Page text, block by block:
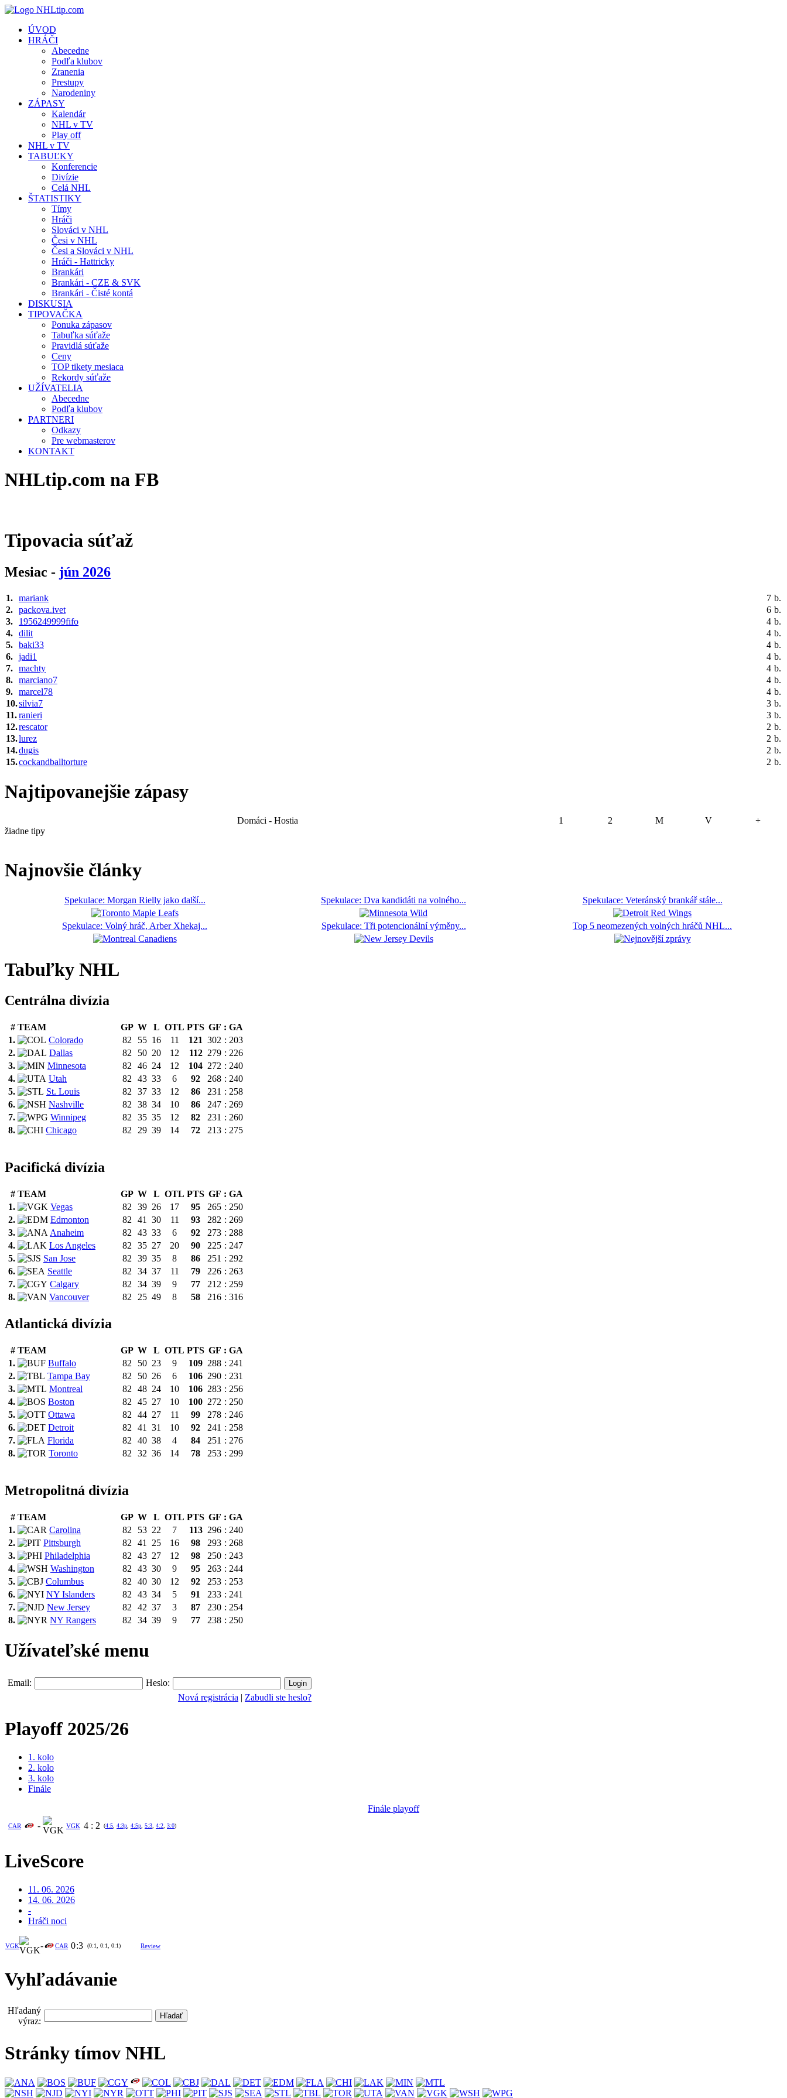
ÚVOD
HRÁČI
Abecedne
Podľa klubov
Zranenia
Prestupy
Narodeniny
ZÁPASY
Kalendár
NHL v TV
Play off
NHL v TV
TABUĽKY
Konferencie
Divízie
Celá NHL
ŠTATISTIKY
Tímy
Hráči
Slováci v NHL
Česi v NHL
Česi a Slováci v NHL
Hráči - Hattricky
Brankári
Brankári - CZE & SVK
Brankári - Čisté kontá
DISKUSIA
TIPOVAČKA
Ponuka zápasov
Tabuľka súťaže
Pravidlá súťaže
Ceny
TOP tikety mesiaca
Rekordy súťaže
UŽÍVATELIA
Abecedne
Podľa klubov
PARTNERI
Odkazy
Pre webmasterov
KONTAKT
NHLtip.com na FB
Tipovacia súťaž
Mesiac - jún 2026
1. mariank 7 b.
2. packova.ivet 6 b.
3.
1956249999fifo 4 b.
4. dilit 4 b.
5. baki33 4 b.
6. jadi1 4 b.
7. machty 4 b.
8. marciano7 4 b.
9. marcel78 4 b.
10.silvia7 3 b.
11.ranieri 3 b.
12.rescator 2 b.
13.lurez 2 b.
14.dugis 2 b.
15.cockandballtorture 2 b.
Najtipovanejšie zápasy
Domáci - Hostia 1 2 M V
+
žiadne tipy
Najnovšie články
Spekulace: Morgan Rielly jako další... Spekulace: Dva kandidáti na volného... Spekulace: Veteránský brankář stále...
Spekulace: Volný hráč, Arber Xhekaj... Spekulace: Tři potencionální výměny... Top 5 neomezených volných hráčů NHL...
Tabuľky NHL
Centrálna divízia
# TEAM GP W L OTL PTS GF : GA
1.
Colorado 82 55 16 11 121 302 : 203
2.
Dallas 82 50 20 12 112 279 : 226
3.
Minnesota 82 46 24 12 104 272 : 240
4.
Utah 82 43 33 6 92 268 : 240
5.
St. Louis 82 37 33 12 86 231 : 258
6.
Nashville 82 38 34 10 86 247 : 269
7.
Winnipeg 82 35 35 12 82 231 : 260
8.
Chicago 82 29 39 14 72 213 : 275
Pacifická divízia
# TEAM GP W L OTL PTS GF : GA
1.
Vegas 82 39 26 17 95 265 : 250
2.
Edmonton 82 41 30 11 93 282 : 269
3.
Anaheim 82 43 33 6 92 273 : 288
4.
Los Angeles 82 35 27 20 90 225 : 247
5.
San Jose 82 39 35 8 86 251 : 292
6.
Seattle 82 34 37 11 79 226 : 263
7.
Calgary 82 34 39 9 77 212 : 259
8.
Vancouver 82 25 49 8 58 216 : 316
Atlantická divízia
# TEAM GP W L OTL PTS GF : GA
1.
Buffalo 82 50 23 9 109 288 : 241
2.
Tampa Bay 82 50 26 6 106 290 : 231
3.
Montreal 82 48 24 10 106 283 : 256
4.
Boston 82 45 27 10 100 272 : 250
5.
Ottawa 82 44 27 11 99 278 : 246
6.
Detroit 82 41 31 10 92 241 : 258
7.
Florida 82 40 38 4 84 251 : 276
8.
Toronto 82 32 36 14 78 253 : 299
Metropolitná divízia
# TEAM GP W L OTL PTS GF : GA
1.
Carolina 82 53 22 7 113 296 : 240
2.
Pittsburgh 82 41 25 16 98 293 : 268
3.
Philadelphia 82 43 27 12 98 250 : 243
4.
Washington 82 43 30 9 95 263 : 244
5.
Columbus 82 40 30 12 92 253 : 253
6.
NY Islanders 82 43 34 5 91 233 : 241
7.
New Jersey 82 42 37 3 87 230 : 254
8.
NY Rangers 82 34 39 9 77 238 : 250
Užívateľské menu
Email:
Heslo:
Nová registrácia | Zabudli ste heslo?
Playoff 2025/26
1. kolo
2. kolo
3. kolo
Finále
Finále playoff
CAR - VGK 4 : 2 (4:5, 4:3p, 4:5p, 5:3, 4:2, 3:0)
LiveScore
11. 06. 2026
14. 06. 2026
-
Hráči noci
VGK - CAR 0:3 (0:1, 0:1, 0:1) Review
Vyhľadávanie
Hľadaný
výraz:
Stránky tímov NHL